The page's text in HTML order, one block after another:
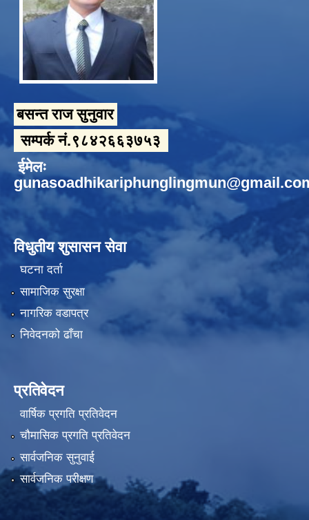
बसन्त राज सुनुवार
सम्पर्क नं.९८४२६६३७५३
ईमेलः
विधुतीय शुसासन सेवा
घटना दर्ता
सामाजिक सुरक्षा
नागरिक वडापत्र
निवेदनको ढाँचा
प्रतिवेदन
वार्षिक प्रगति प्रतिवेदन
चौमासिक प्रगति प्रतिवेदन
सार्वजनिक सुनुवाई
सार्वजनिक परीक्षण